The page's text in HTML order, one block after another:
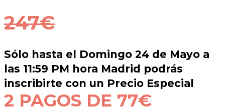
247€
Sólo hasta el Domingo 24 de Mayo a
las 11:59 PM hora Madrid podrás
inscribirte con un Precio Especial
2 PAGOS DE 77€